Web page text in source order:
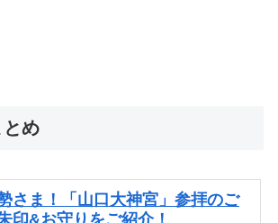
め
さま！「山口大神宮」参拝のご
印&お守りをご紹介！